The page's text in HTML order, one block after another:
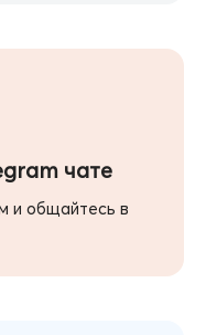
чате
и общайтесь в